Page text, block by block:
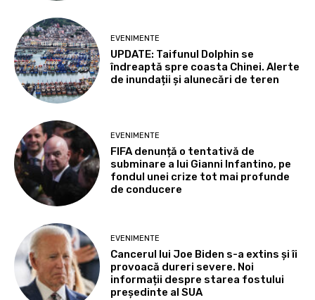
EVENIMENTE
UPDATE: Taifunul Dolphin se
îndreaptă spre coasta Chinei. Alerte
de inundații și alunecări de teren
EVENIMENTE
FIFA denunță o tentativă de
subminare a lui Gianni Infantino, pe
fondul unei crize tot mai profunde
de conducere
EVENIMENTE
Cancerul lui Joe Biden s-a extins și îi
provoacă dureri severe. Noi
informații despre starea fostului
președinte al SUA